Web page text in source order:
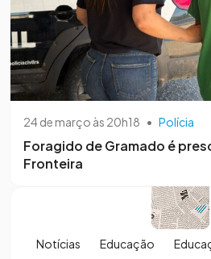
24 de março às 20h18 • Polícia
Foragido de Gramado é
Fronteira
Notícias Educação